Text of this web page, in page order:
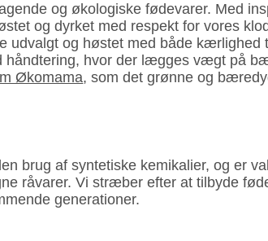
og økologiske fødevarer. Med
og dyrket med respekt for vores
udvalgt og høstet med både kærlighed
håndtering, hvor der lægges vægt på
Økomama, som det grønne og
brug af syntetiske kemikalier, og er
råvarer. Vi stræber efter at tilbyde
generationer.